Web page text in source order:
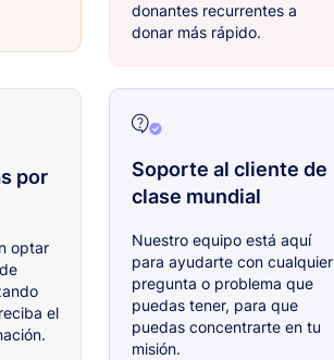
donantes recurrentes a
donar más rápido.
por
optar
el
Soporte al cliente de
clase mundial
Nuestro equipo está aquí
para ayudarte con cualquier
pregunta o problema que
puedas tener, para que
puedas concentrarte en tu
misión.